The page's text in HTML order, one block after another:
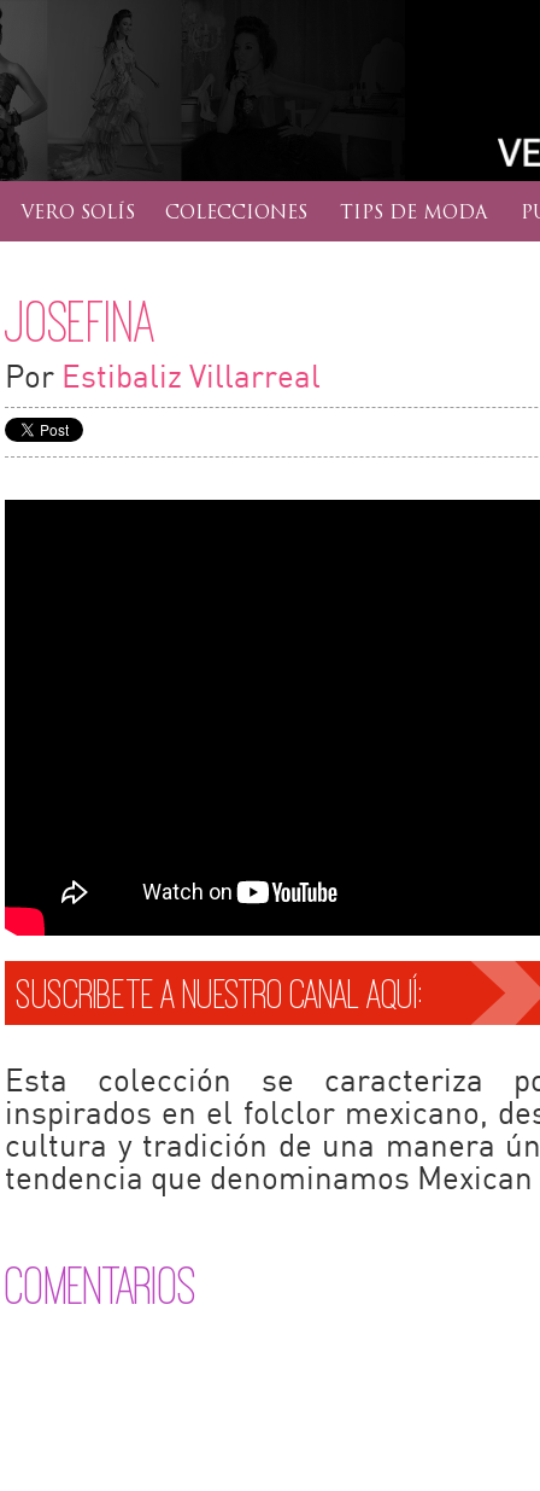
VERO SOLÍS COLECCIONES TIPS DE MODA
Josefina
Por Estibaliz Villarreal
SUSCRIBETE A NUESTRO CANAL AQUÍ:
Esta colección se caracteriza
inspirados en el folclor mexicano,
cultura y tradición de una manera
tendencia que denominamos
COMENTARIOS